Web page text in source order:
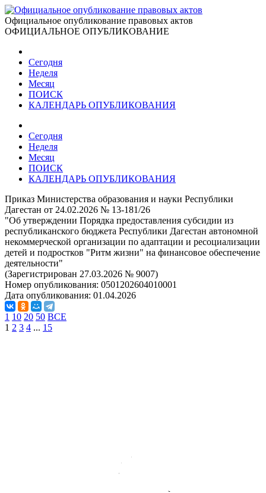
Официальное опубликование правовых актов
ОФИЦИАЛЬНОЕ ОПУБЛИКОВАНИЕ
Сегодня
Неделя
Месяц
ПОИСК
КАЛЕНДАРЬ ОПУБЛИКОВАНИЯ
Сегодня
Неделя
Месяц
ПОИСК
КАЛЕНДАРЬ ОПУБЛИКОВАНИЯ
Приказ Министерства образования и науки Республики
Дагестан от 24.02.2026 № 13-181/26
"Об утверждении Порядка предоставления субсидии из
республиканского бюджета Республики Дагестан автономной
некоммерческой организации по адаптации и ресоциализации
детей и подростков "Ритм жизни" на финансовое обеспечение
деятельности"
(Зарегистрирован 27.03.2026 № 9007)
Номер опубликования: 0501202604010001
Дата опубликования: 01.04.2026
1 10 20 50 ВСЕ
1 2 3 4 ... 15